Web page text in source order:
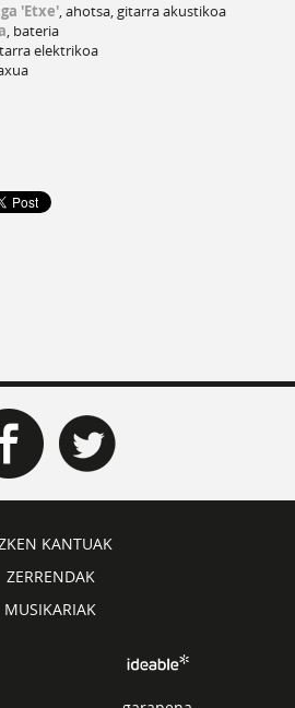
'Etxe', ahotsa, gitarra akustikoa
, bateria
elektrikoa
KANTUAK
ZERRENDAK
MUSIKARIAK